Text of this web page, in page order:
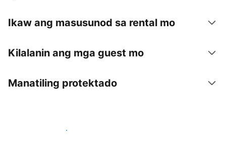
Ikaw ang masusunod sa rental mo
Kilalanin ang mga guest mo
Manatiling protektado
Mag-host sa amin ngayon